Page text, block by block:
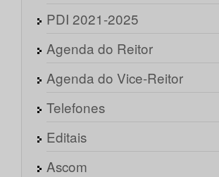
PDI 2021-2025
Agenda do Reitor
Agenda do Vice-Reitor
Telefones
Editais
Ascom